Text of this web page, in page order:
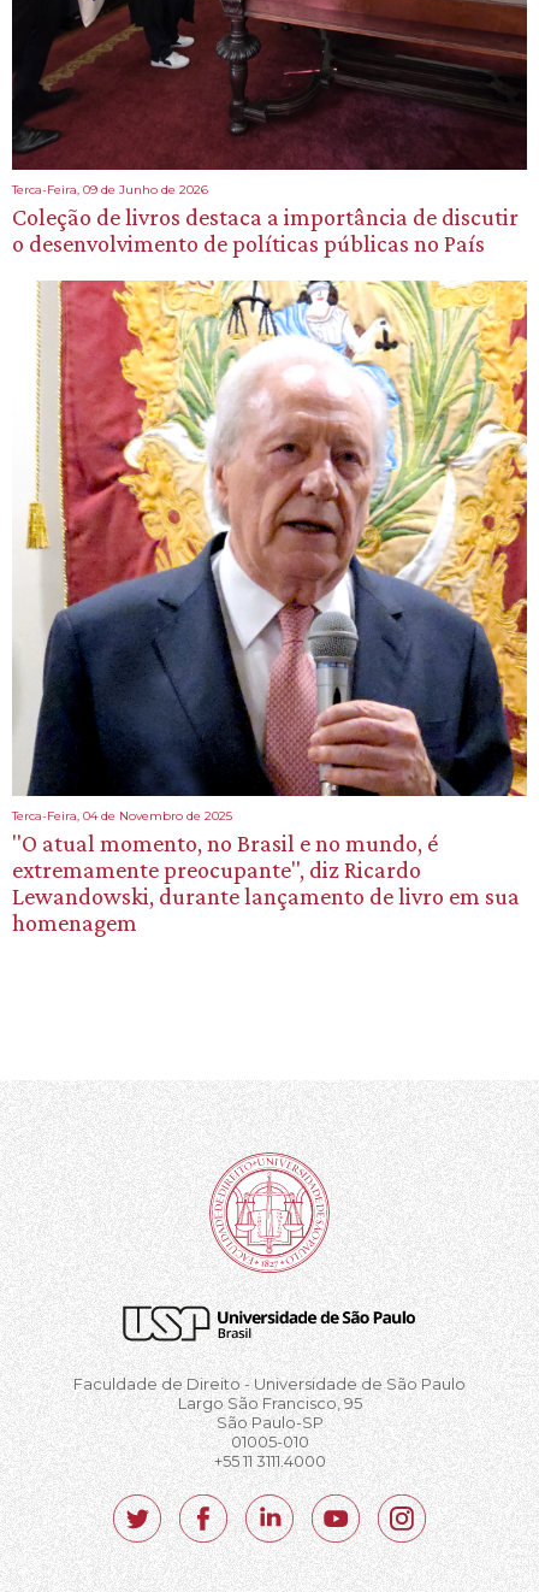
Terca-Feira, 09 de Junho de 2026
Coleção de livros destaca a importância de discutir
o desenvolvimento de políticas públicas no País
Terca-Feira, 04 de Novembro de 2025
"O atual momento, no Brasil e no mundo, é
extremamente preocupante", diz Ricardo
Lewandowski, durante lançamento de livro em sua
homenagem
Faculdade de Direito - Universidade de São Paulo
Largo São Francisco, 95
São Paulo-SP
01005-010
+55 11 3111.4000